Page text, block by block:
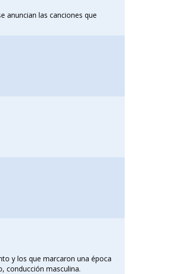
anuncian las canciones que
y los que marcaron una época
conducción masculina.